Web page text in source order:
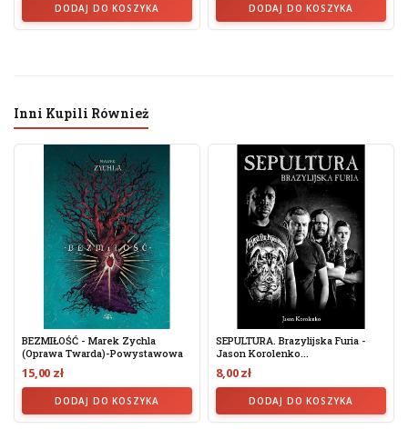
DODAJ DO KOSZYKA DODAJ DO KOSZYKA
Inni Kupili Również
BEZMIŁOŚĆ - Marek Zychla
(oprawa Twarda)-Powystawowa
15,00 zł
DODAJ DO KOSZYKA
SEPULTURA. Brazylijska Furia -
Jason Korolenko...
8,00 zł
DODAJ DO KOSZYKA